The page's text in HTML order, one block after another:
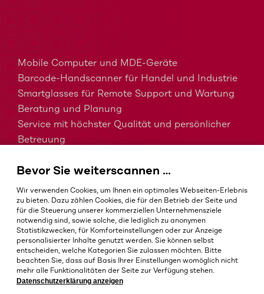
Mobile Computer und MDE-Geräte
Barcode-Handscanner für Handel und Industrie
Smartglasses für Remote Support und Wartung
Beratung und Planung
Service mit höchster Qualität und persönlicher
Betreuung
Barcodes in der Intralogistik
Barcodes im Gesundheitswesen
IP-Schutzklassen – Welche ist die Richtige?
AGB
Impressum
Datenschutz
Bevor Sie weiterscannen …
Wir verwenden Cookies, um Ihnen ein optimales Webseiten-Erlebnis
zu bieten. Dazu zählen Cookies, die für den Betrieb der Seite und
für die Steuerung unserer kommerziellen Unternehmensziele
notwendig sind, sowie solche, die lediglich zu anonymen
Statistikzwecken, für Komforteinstellungen oder zur Anzeige
personalisierter Inhalte genutzt werden. Sie können selbst
entscheiden, welche Kategorien Sie zulassen möchten. Bitte
beachten Sie, dass auf Basis Ihrer Einstellungen womöglich nicht
mehr alle Funktionalitäten der Seite zur Verfügung stehen.
Datenschutzerklärung anzeigen